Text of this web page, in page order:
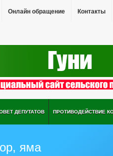
Онлайн обращение Контакты
ДЕПУТАТОВ ПРОТИВОДЕЙСТВИЕ
яма